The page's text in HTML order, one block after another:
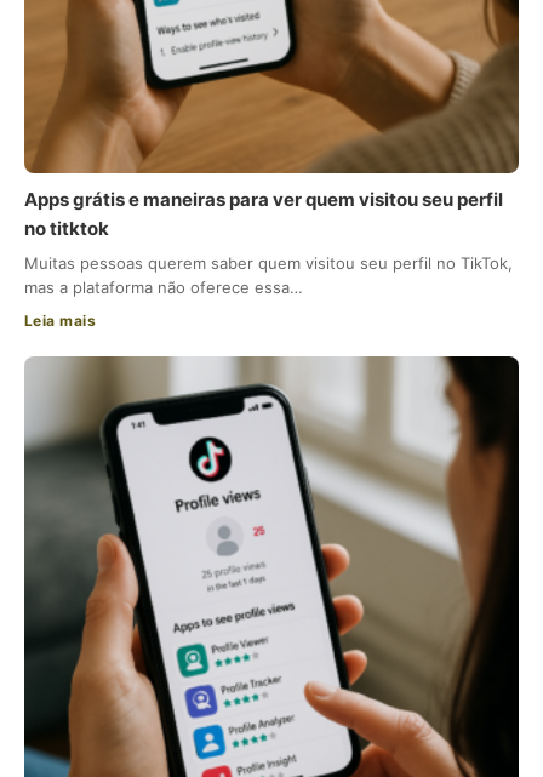
Apps grátis e maneiras para ver quem visitou seu perfil
no titktok
Muitas pessoas querem saber quem visitou seu perfil no TikTok,
mas a plataforma não oferece essa…
Leia mais